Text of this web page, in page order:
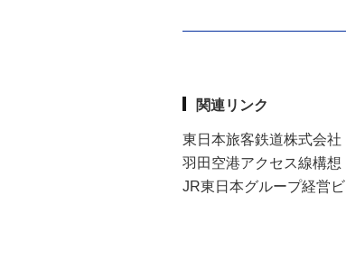
関連リンク
東日本旅客鉄道株式会
羽田空港アクセス線構想
JR東日本グループ経営